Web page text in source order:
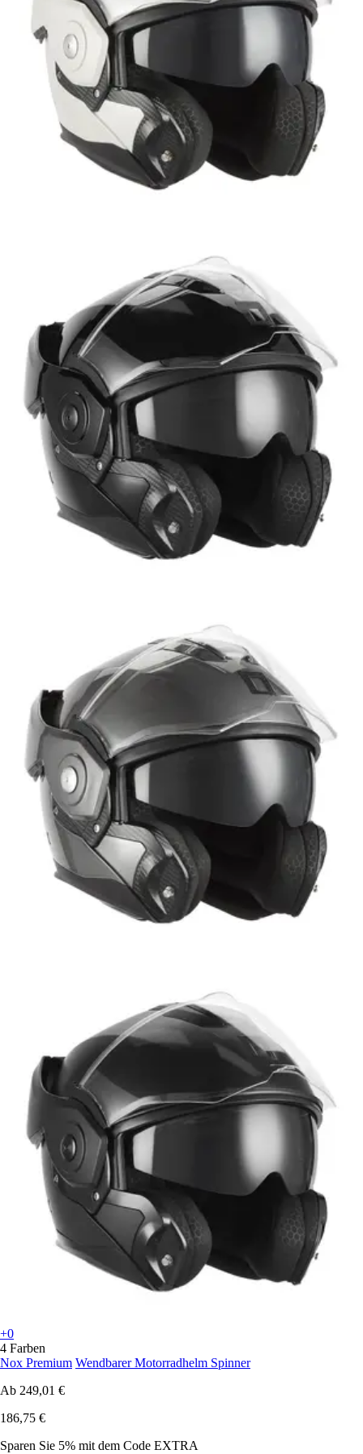
+0
4 Farben
Nox Premium Wendbarer Motorradhelm Spinner
Ab 249,01 €
186,75 €
Sparen Sie 5% mit dem Code EXTRA